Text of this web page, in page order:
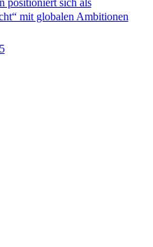
mit globalen Ambitionen